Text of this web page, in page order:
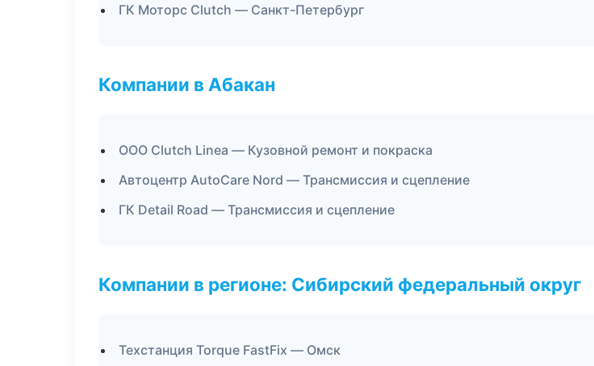
ГК Моторс Clutch — Санкт-Петербург
Компании в Абакан
ООО Clutch Linea — Кузовной ремонт и покраска
Автоцентр AutoCare Nord — Трансмиссия и сцепление
ГК Detail Road — Трансмиссия и сцепление
Компании в регионе: Сибирский федеральный округ
Техстанция Torque FastFix — Омск